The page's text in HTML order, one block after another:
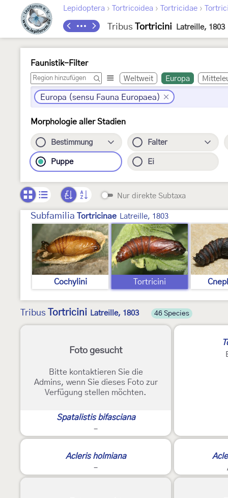
Lepidoptera › Tortricoidea › Tortricidae ›
Tribus Tortricini Latreille, 1803
Faunistik-Filter
Weltweit Europa
Europa (sensu Fauna Europaea)
Morphologie aller Stadien
Bestimmung Falter
Puppe Ei
Nur direkte Subtaxa
Subfamilia Tortricinae Latreille, 1803
Cochylini Tortricini
Tribus Tortricini Latreille, 1803 46 Species
Foto gesucht
Bitte kontaktieren Sie die
Admins, wenn Sie dieses Foto zur
Verfügung stellen möchten.
Spatalistis bifasciana
-
Acleris holmiana
-